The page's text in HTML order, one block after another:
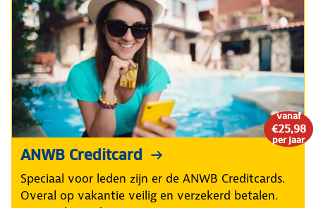
vanaf
€25,98
per jaar
ANWB Creditcard
Speciaal voor leden zijn er de ANWB Creditcards.
Overal op vakantie veilig en verzekerd betalen.